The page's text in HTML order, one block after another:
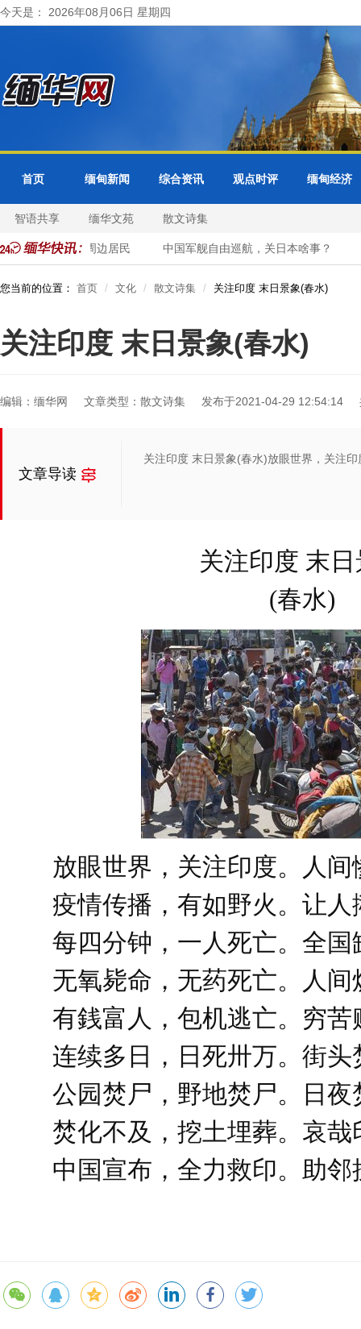
今天是： 2026年08月06日 星期四
首页 缅甸新闻 综合资讯 观点时评 缅甸经济
智语共享 缅华文苑 散文诗集
勒省紧急疏散周边居民 中国军舰自由巡航，关日本啥事？
您当前的位置： 首页 文化 散文诗集 关注印度 末日景象(春水)
关注印度 末日景象(春水)
编辑：缅华网 文章类型：散文诗集 发布于2021-04-29 12:54:14
文章导读
关注印度 末日景象(春水)放眼世界，关注
关注印度 末
(春水)
放眼世界，关注印度。人
疫情传播，有如野火。让
每四分钟，一人死亡。全
无氧毙命，无药死亡。人
有銭富人，包机逃亡。穷
连续多日，日死卅万。街
公园焚尸，野地焚尸。日
焚化不及，挖土埋葬。哀
中国宣布，全力救印。助